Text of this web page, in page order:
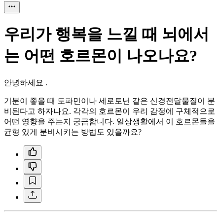
우리가 행복을 느낄 때 뇌에서
는 어떤 호르몬이 나오나요?
안녕하세요 .
기분이 좋을 때 도파민이나 세로토닌 같은 신경전달물질이 분
비된다고 하자나요. 각각의 호르몬이 우리 감정에 구체적으로
어떤 영향을 주는지 궁금합니다. 일상생활에서 이 호르몬들을
균형 있게 분비시키는 방법도 있을까요?